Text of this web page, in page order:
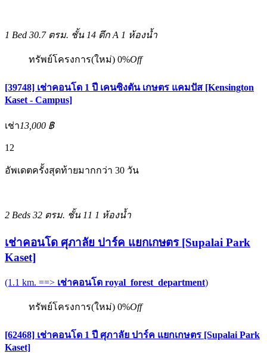
1 Bed 30.7 ตรม. ชั้น 14 ตึก A 1 ห้องน้ำ
ทรัพย์โครงการ(ใหม่) 0%Off
[39748] เช่าคอนโด 1 ปี เคนซิงตัน เกษตร แคมปัส [Kensington
Kaset - Campus]
เช่า13,000 ฿
12
อัพเดตครั้งสุดท้ายมากกว่า 30 วัน
2 Beds 32 ตรม. ชั้น 11 1 ห้องน้ำ
เช่าคอนโด ศุภาลัย ปาร์ค แยกเกษตร [Supalai Park
Kaset]
(1.1 km. ==> เช่าคอนโด royal_forest_department)
ทรัพย์โครงการ(ใหม่) 0%Off
[62468] เช่าคอนโด 1 ปี ศุภาลัย ปาร์ค แยกเกษตร [Supalai Park
Kaset]